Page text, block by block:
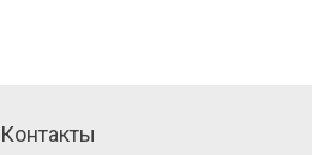
Контакты